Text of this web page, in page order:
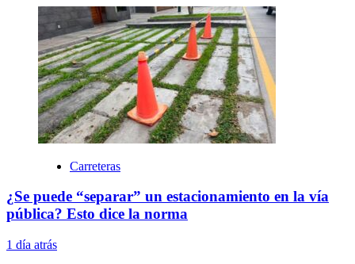
Carreteras
¿Se puede “separar” un estacionamiento en la vía
pública? Esto dice la norma
1 día atrás